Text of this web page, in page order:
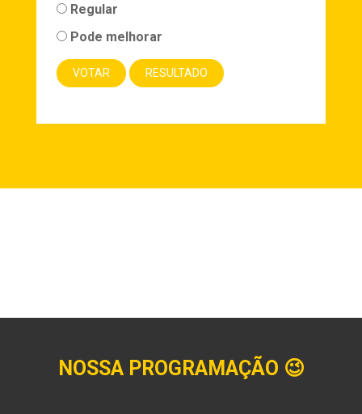
Regular
Pode melhorar
NOSSA PROGRAMAÇÃO 😉